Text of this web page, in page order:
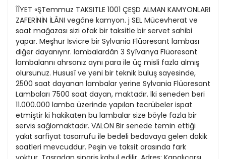
Evleniyoruz
Güney Dogu
Kitap Eki
Özel Ekler
Özel Okullar
Sevgililer Günü
Siyaset Eki
Sürdürülebilir yaşam
Turizm Eki
1991
1990
1989
1988
1987
1986
1985
1984
20
21
22
23
24
25
26
27
28
ÎÎYET «ŞTemmuz TAKSITLE 1001 ÇEŞD ALMAN KAMYONLARI
ZAFERİNİN İLÂNI vegâne kamyon. j SEL Mücevherat ve
saat mağazası sizi ofak bir taksitle bir servet sahibi
yapar. Meşhur İsvicre bir Sylvania Flüoresant lambası
diğer dayanıynr. lambalardân 3 Syîvanya Flüoresant
lambalannı ahrsonız aynı para ile üç misli fazla almış
olursunuz. Hususî ve yeni bir teknik buluş sayesinde,
2500 saat dayanan lambalar yerine Sylvania Flüoresant
Lambaları 7500 saat dayan, maktadır. lki seneden beri
11.000.000 lamba üzerinde yapılan tecrübeler ispat
etmiştir ki hakikaten bu lambalar size böyle fazla bir
servis sağlomaktadır. VALON Bir senede temin ettiği
yakıt sarfiyat tasarrufu ile bedeli bedavaya gelen dakik
saatleri mevcuddur. Peşin ve taksit arasında fark